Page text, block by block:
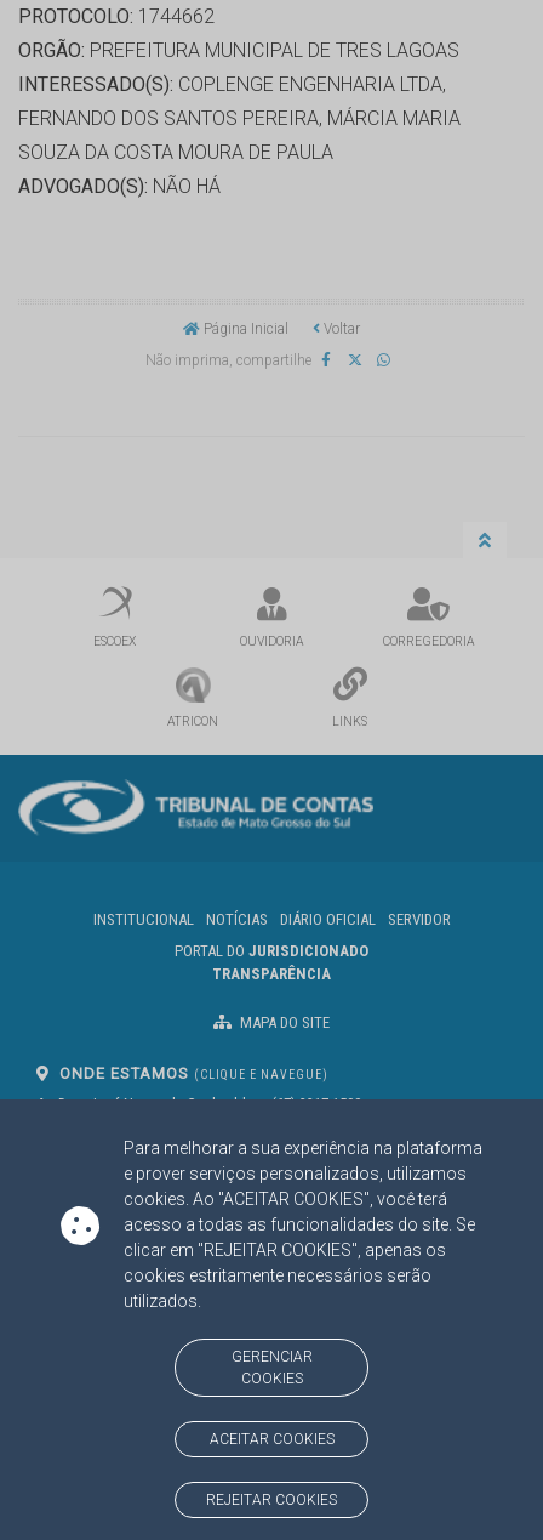
Para melhorar a sua experiência na plataforma
e prover serviços personalizados, utilizamos
cookies. Ao "ACEITAR COOKIES", você terá
acesso a todas as funcionalidades do site. Se
clicar em "REJEITAR COOKIES", apenas os
cookies estritamente necessários serão
utilizados.
GERENCIAR
COOKIES
ACEITAR COOKIES
REJEITAR COOKIES
PROTOCOLO: 1744662
ORGÃO: PREFEITURA MUNICIPAL DE TRES LAGOAS
INTERESSADO(S): COPLENGE ENGENHARIA LTDA,
FERNANDO DOS SANTOS PEREIRA, MÁRCIA MARIA
SOUZA DA COSTA MOURA DE PAULA
ADVOGADO(S): NÃO HÁ
Página Inicial
Voltar
Não imprima, compartilhe
ESCOEX OUVIDORIA CORREGEDORIA
ATRICON LINKS
INSTITUCIONAL NOTÍCIAS DIÁRIO OFICIAL
SERVIDOR
PORTAL DO JURISDICIONADO
TRANSPARÊNCIA
MAPA DO SITE
ONDE ESTAMOS (CLIQUE E NAVEGUE)
Av. Des. José Nunes da Cunha, bloco
Campo Grande/MS
CEP: 79031-310
(67) 3317-1500
SIGA NOSSAS REDES SOCIAIS
Linked InYoutube
Facebook
X
BAIXE NOSSO APLICATIVO
https://www.tce.ms.gov.br